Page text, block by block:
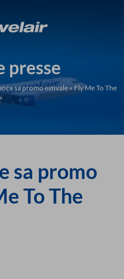
presse
sa promo estivale « Fly Me To The
sa promo
To The